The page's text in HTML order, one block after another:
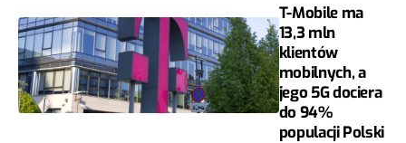
T-Mobile ma
13,3 mln
klientów
mobilnych, a
jego 5G dociera
do 94%
populacji Polski